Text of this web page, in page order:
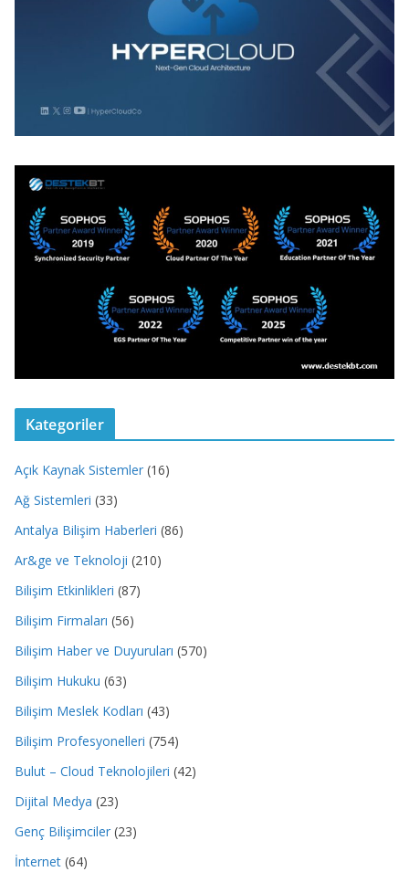
Kategoriler
Açık Kaynak Sistemler (16)
Ağ Sistemleri (33)
Antalya Bilişim Haberleri (86)
Ar&ge ve Teknoloji (210)
Bilişim Etkinlikleri (87)
Bilişim Firmaları (56)
Bilişim Haber ve Duyuruları (570)
Bilişim Hukuku (63)
Bilişim Meslek Kodları (43)
Bilişim Profesyonelleri (754)
Bulut – Cloud Teknolojileri (42)
Dijital Medya (23)
Genç Bilişimciler (23)
İnternet (64)